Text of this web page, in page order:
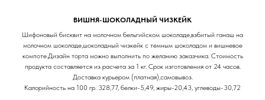
ВИШНЯ-ШОКОЛАДНЫЙ ЧИЗКЕЙК
Шифоновый бисквит на молочном бельгийском шоколаде,взбитый ганаш на
молочном шоколаде,шоколадный чизкейк с темным шоколадом и вишневое
компоте.Дизайн торта можно выполнить по желанию заказчика. Стоимость
продукта составляется из расчета за 1 кг. Срок изготовления от 24 часов.
Доставка курьером (платная),самовывоз.
Калорийность на 100 гр. 328,77, белки-5,49, жиры-20,43, углеводы-30,72